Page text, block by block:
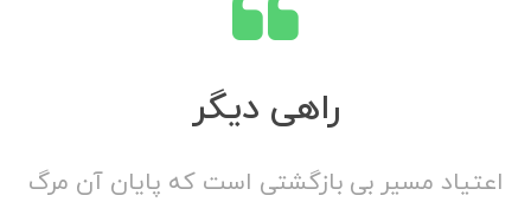
راهی دیگر
اعتیاد مسیر بی بازگشتی است که پایان آن مرگ
فرصت طلایی
ترک اعتیاد فرصتی است که به همه معتادان داده